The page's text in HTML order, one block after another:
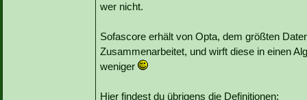
wer nicht.
Sofascore erhält von Opta, dem größten
Zusammenarbeitet, und wirft diese in einen
weniger
Hier findest du übrigens die Definitionen: